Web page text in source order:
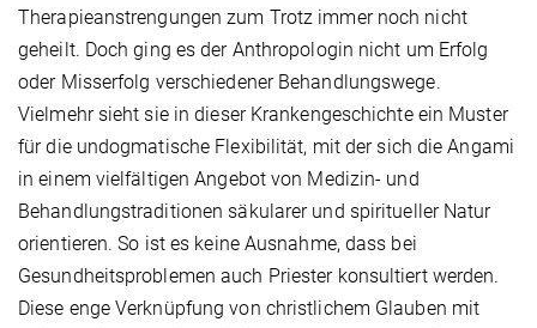
Therapieanstrengungen zum Trotz immer noch nicht
geheilt. Doch ging es der Anthropologin nicht um Erfolg
oder Misserfolg verschiedener Behandlungswege.
Vielmehr sieht sie in dieser Krankengeschichte ein Muster
für die undogmatische Flexibilität, mit der sich die Angami
in einem vielfältigen Angebot von Medizin- und
Behandlungstraditionen säkularer und spiritueller Natur
orientieren. So ist es keine Ausnahme, dass bei
Gesundheitsproblemen auch Priester konsultiert werden.
Diese enge Verknüpfung von christlichem Glauben mit